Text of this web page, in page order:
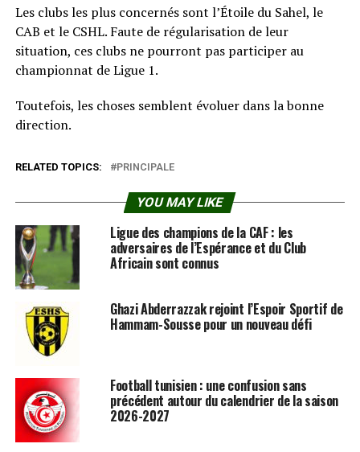
Les clubs les plus concernés sont l’Étoile du Sahel, le
CAB et le CSHL. Faute de régularisation de leur
situation, ces clubs ne pourront pas participer au
championnat de Ligue 1.
Toutefois, les choses semblent évoluer dans la bonne
direction.
RELATED TOPICS: PRINCIPALE
YOU MAY LIKE
Ligue des champions de la CAF : les
adversaires de l’Espérance et du Club
Africain sont connus
Ghazi Abderrazzak rejoint l’Espoir Sportif de
Hammam-Sousse pour un nouveau défi
Football tunisien : une confusion sans
précédent autour du calendrier de la saison
2026-2027